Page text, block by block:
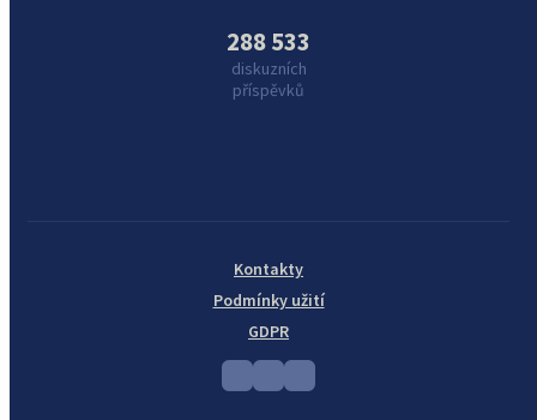
288 533
diskuzních
příspěvků
Kontakty
Podmínky užití
GDPR